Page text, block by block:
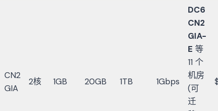
CN2
GIA
2核 1GB 20GB 1TB 1Gbps
DC6
CN2
GIA-
E 等
11 个
机房
(可
迁